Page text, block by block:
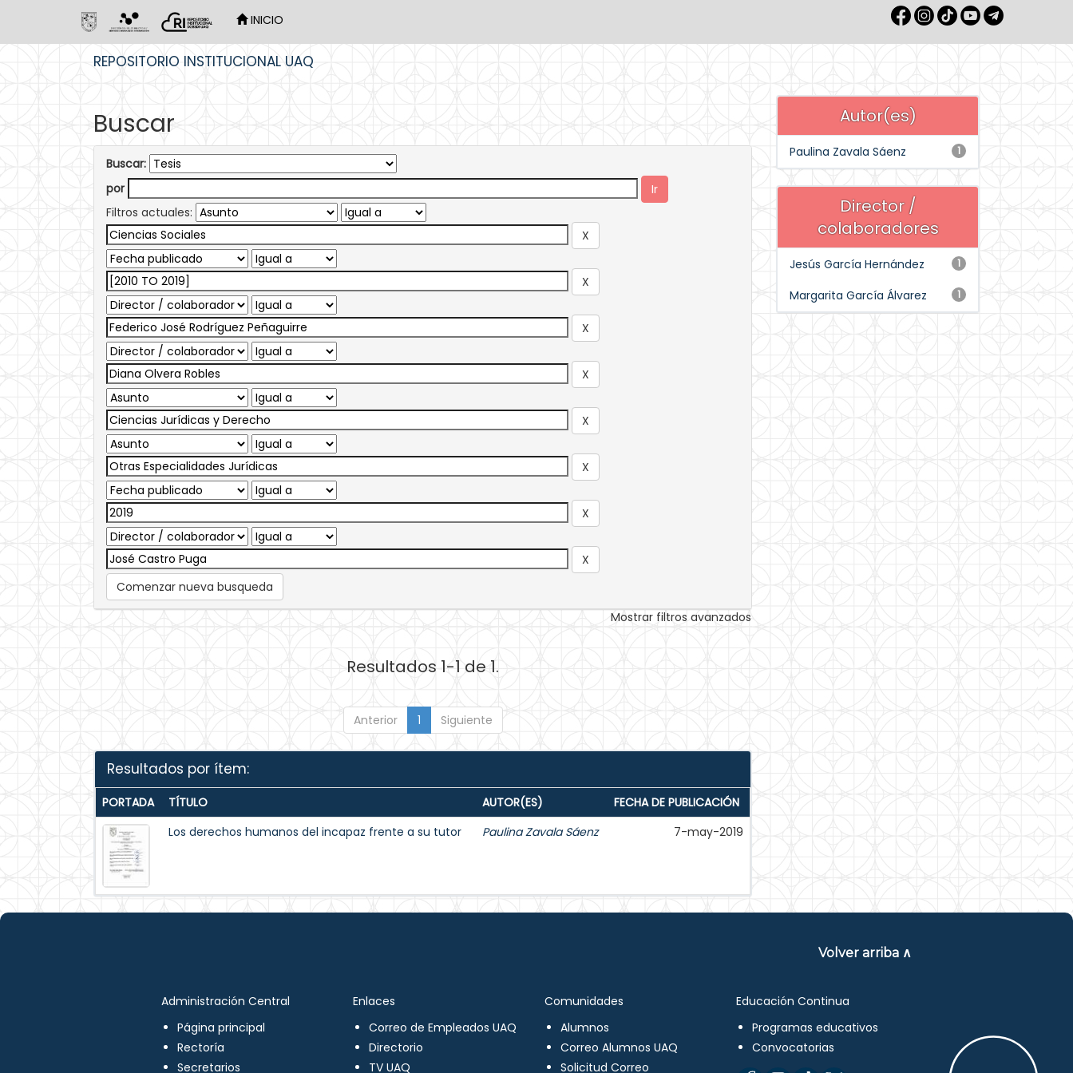
INICIO
REPOSITORIO INSTITUCIONAL UAQ
Buscar
Buscar:
por
Filtros actuales:
Comenzar nueva busqueda
Mostrar filtros avanzados
Resultados 1-1 de 1.
Anterior 1 Siguiente
Resultados por ítem:
PORTADA TÍTULO AUTOR(ES)
FECHA DE PUBLICACIÓN
Los derechos humanos del incapaz frente a su tutor
Paulina Zavala Sáenz 7-may-2019
Autor(es)
1
Paulina Zavala Sáenz
Director /
colaboradores
1
Jesús García Hernández
1
Margarita García Álvarez
Volver arriba ∧
Administración Central
Página principal
Rectoría
Secretarios
Enlaces
Correo de Empleados UAQ
Directorio
TV UAQ
Comunidades
Alumnos
Correo Alumnos UAQ
Solicitud Correo
Educación Continua
Programas educativos
Convocatorias